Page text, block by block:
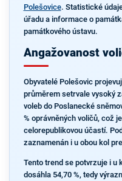
Polešovice. Statistické
úřadu a informace o
památkového ústavu.
Angažovanost
Obyvatelé Polešovic
průměrem setrvale vysoký
voleb do Poslanecké
% oprávněných voličů, což
celorepublikovou účastí.
zaznamenán i u obou kol
Tento trend se potvrzuje i u
dosáhla 54,70 %, tedy